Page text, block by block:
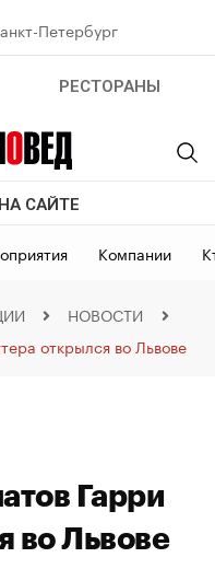
Петербург
РЕСТОРАНЫ
САЙТЕ
Компании
НОВОСТИ
открылся во Львове
Гарри
во Львове